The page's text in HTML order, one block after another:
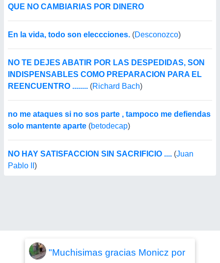
QUE NO CAMBIARIAS POR DINERO
En la vida, todo son eleccciones. (Desconozco)
NO TE DEJES ABATIR POR LAS DESPEDIDAS, SON
INDISPENSABLES COMO PREPARACION PARA EL
REENCUENTRO ........ (Richard Bach)
no me ataques si no sos parte , tampoco me defiendas
solo mantente aparte (betodecap)
NO HAY SATISFACCION SIN SACRIFICIO .... (Juan
Pablo II )
"Muchisimas gracias Monicz por